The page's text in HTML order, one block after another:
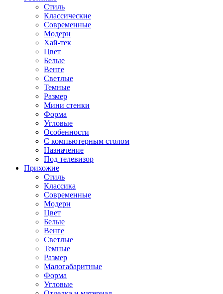
Стиль
Классические
Современные
Модерн
Хай-тек
Цвет
Белые
Венге
Светлые
Темные
Размер
Мини стенки
Форма
Угловые
Особенности
С компьютерным столом
Назначение
Под телевизор
Прихожие
Стиль
Классика
Современные
Модерн
Цвет
Белые
Венге
Светлые
Темные
Размер
Малогабаритные
Форма
Угловые